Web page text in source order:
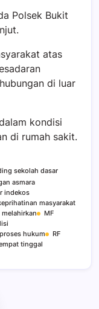
Polsek Bukit
atas
di luar
kondisi
di rumah sakit.
sekolah dasar
asmara
indekos
masyarakat
melahirkan
MF
proses hukum
RF
tinggal